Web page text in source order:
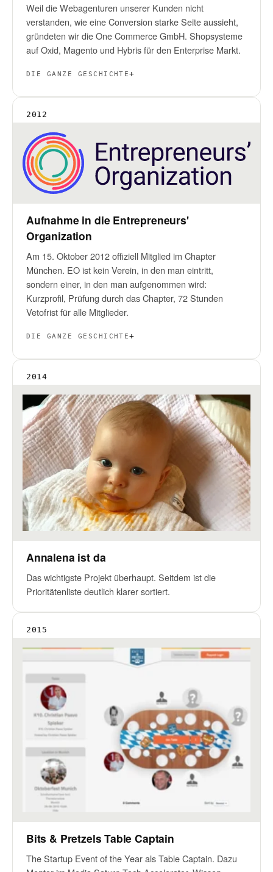
Weil die Webagenturen unserer Kunden nicht
verstanden, wie eine Conversion starke Seite aussieht,
gründeten wir die One Commerce GmbH. Shopsysteme
auf Oxid, Magento und Hybris für den Enterprise Markt.
DIE GANZE GESCHICHTE
2012
Aufnahme in die Entrepreneurs'
Organization
Am 15. Oktober 2012 offiziell Mitglied im Chapter
München. EO ist kein Verein, in den man eintritt,
sondern einer, in den man aufgenommen wird:
Kurzprofil, Prüfung durch das Chapter, 72 Stunden
Vetofrist für alle Mitglieder.
DIE GANZE GESCHICHTE
2014
Annalena ist da
Das wichtigste Projekt überhaupt. Seitdem ist die
Prioritätenliste deutlich klarer sortiert.
2015
Bits & Pretzels Table Captain
The Startup Event of the Year als Table Captain. Dazu